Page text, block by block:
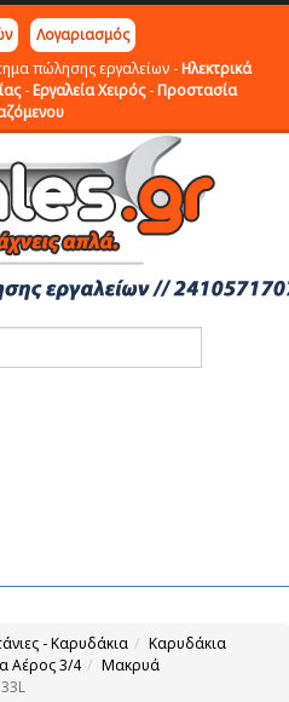
Λογαριασμός
πώλησης εργαλείων -Ηλεκτρικά
-Εργαλεία Χειρός-Προστασία
- Καρυδάκια
Καρυδάκια
Αέρος 3/4
Μακρυά